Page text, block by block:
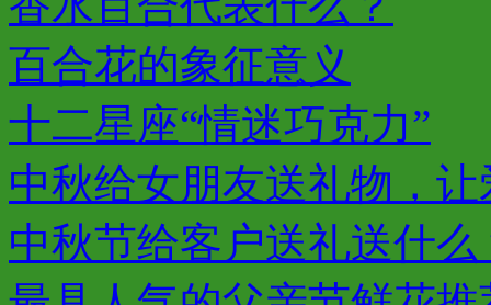
百合花的象征意义
十二星座“情迷巧克力”
中秋给女朋友送礼物，
中秋节给客户送礼送什么